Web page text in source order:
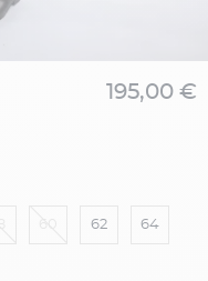
195,00 €
62 64